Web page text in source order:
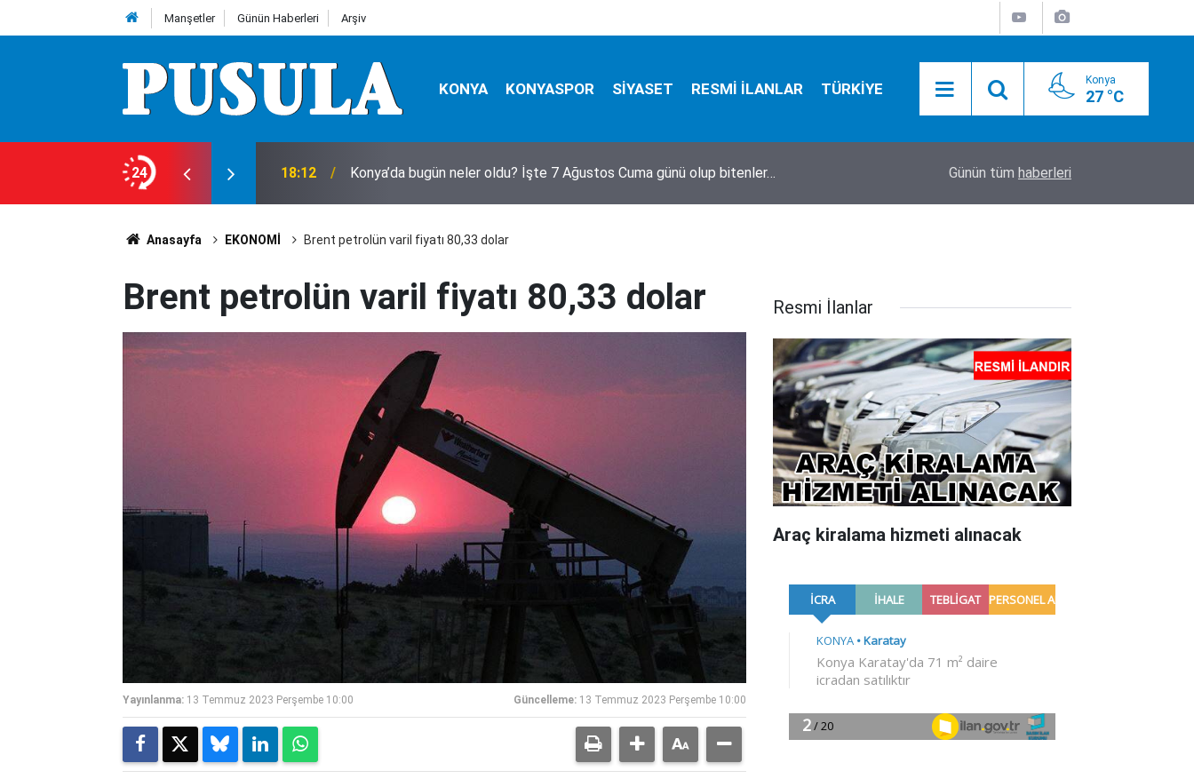
Manşetler Günün Haberleri Arşiv
KONYA KONYASPOR SİYASET RESMİ İLANLAR TÜRKİYE Konya
27 °C
24
üzerine çöküp feryat etti: Ciğerimi
18:12 Konya’da bugün neler oldu? İşte 7 Ağustos Cuma günü olup bitenler… Herkes bezgin! Yıkılmadı, fuhuş oteli oldu
Günün tüm haberleri
Anasayfa EKONOMİ Brent petrolün varil fiyatı 80,33 dolar
Brent petrolün varil fiyatı 80,33 dolar
Yayınlanma: 13 Temmuz 2023 Perşembe 10:00 Güncelleme: 13 Temmuz 2023 Perşembe 10:00
Resmi İlanlar
Araç kiralama hizmeti alınacak